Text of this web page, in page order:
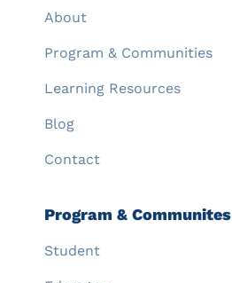
About
Program & Communities
Learning Resources
Blog
Contact
Program & Communites
Student